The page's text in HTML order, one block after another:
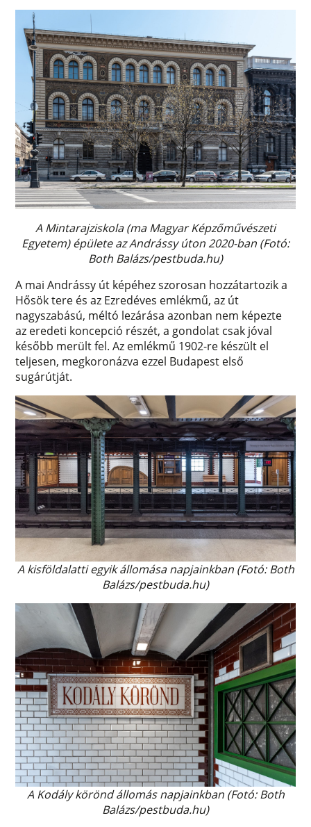
A Mintarajziskola (ma Magyar Képzőművészeti
Egyetem) épülete az Andrássy úton 2020-ban (Fotó:
Both Balázs/pestbuda.hu)
A mai Andrássy út képéhez szorosan hozzátartozik a
Hősök tere és az Ezredéves emlékmű, az út
nagyszabású, méltó lezárása azonban nem képezte
az eredeti koncepció részét, a gondolat csak jóval
később merült fel. Az emlékmű 1902-re készült el
teljesen, megkoronázva ezzel Budapest első
sugárútját.
A kisföldalatti egyik állomása napjainkban (Fotó: Both
Balázs/pestbuda.hu)
A Kodály körönd állomás napjainkban (Fotó: Both
Balázs/pestbuda.hu)